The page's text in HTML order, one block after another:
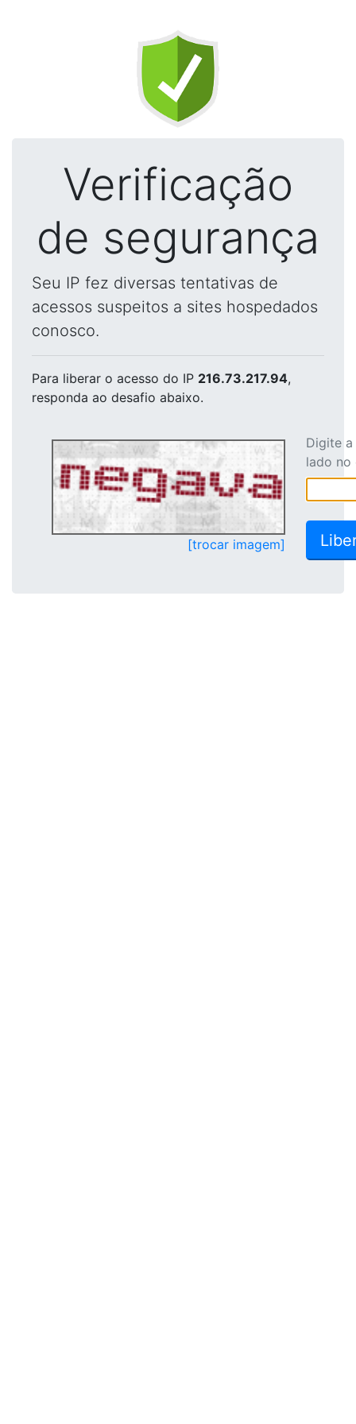
Verificação
de segurança
Seu IP fez diversas tentativas de
acessos suspeitos a sites hospedados
conosco.
Para liberar o acesso do IP 216.73.217.94,
responda ao desafio abaixo.
[trocar imagem]
Digite
lado no